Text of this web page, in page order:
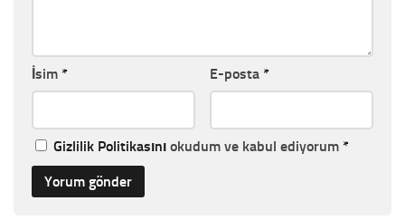
İsim * E-posta *
Gizlilik Politikasını okudum ve kabul ediyorum *